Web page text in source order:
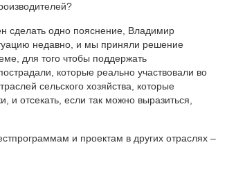
сделать одно пояснение, Владимир
недавно, и мы приняли решение
для того чтобы поддержать
которые реально участвовали во
сельского хозяйства, которые
и отсекать, если так можно выразиться,
и проектам в других отраслях –